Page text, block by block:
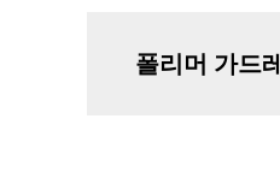
폴리머 가드